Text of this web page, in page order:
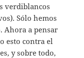
verdiblancos
Sólo hemos
Ahora a pensar
esto contra el
y sobre todo,